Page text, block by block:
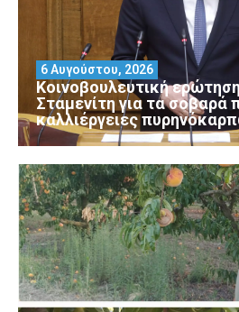
Κοινοβουλευτική
Σταμενίτη για τα σοβαρά
καλλιέργειες
6 Αυγούστου, 2026